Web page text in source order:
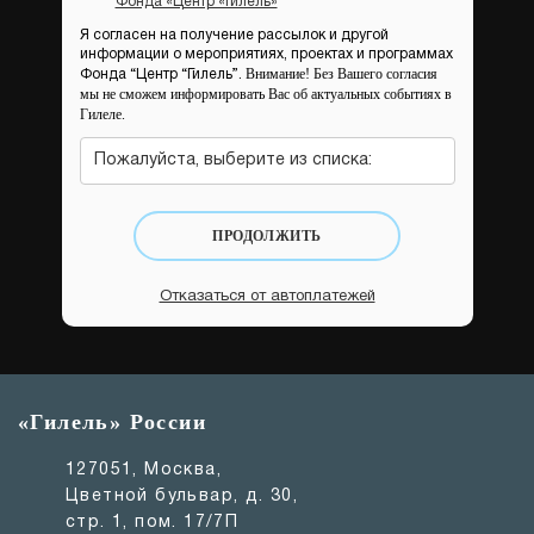
Я согласен на получение рассылок и другой
информации о мероприятиях, проектах и программах
Фонда “Центр “Гилель”. Внимание! Без Вашего согласия
мы не сможем информировать Вас об актуальных событиях в
Гилеле.
Пожалуйста, выберите из списка:
ПРОДОЛЖИТЬ
Отказаться от автоплатежей
«Гилель» России
127051, Москва,
Цветной бульвар, д. 30,
стр. 1, пом. 17/7П